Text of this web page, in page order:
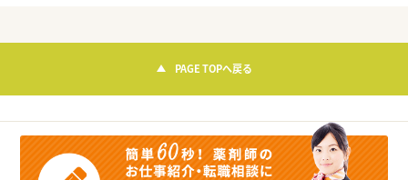
PAGE TOPへ戻る